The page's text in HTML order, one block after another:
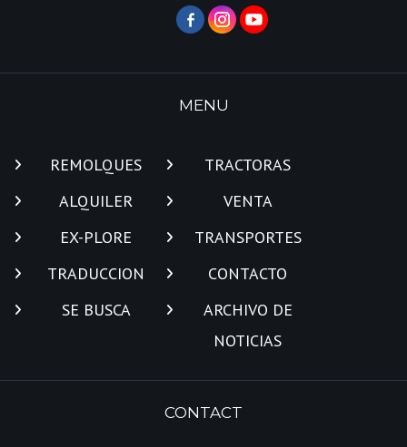
MENU
REMOLQUES
TRACTORAS
ALQUILER
VENTA
EX-PLORE
TRANSPORTES
TRADUCCION
CONTACTO
SE BUSCA
ARCHIVO DE
NOTICIAS
CONTACT